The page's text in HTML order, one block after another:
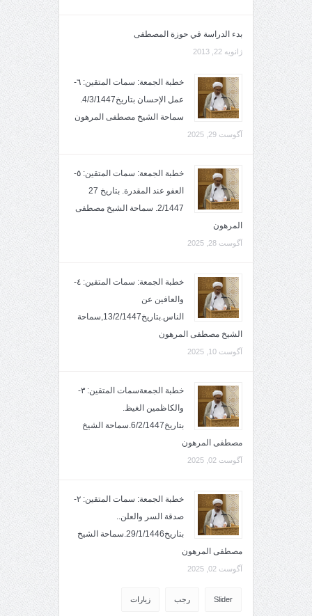
بدء الدراسة في حوزة المصطفى
ژانویه 22, 2013
خطبة الجمعة: سمات المتقين: ٦-
عمل الإحسان بتاريخ4/3/1447.
سماحة الشيخ مصطفى المرهون
آگوست 29, 2025
خطبة الجمعة: سمات المتقين: ٥-
العفو عند المقدرة. بتاريخ 27
2/1447. سماحة الشيخ مصطفى
المرهون
آگوست 28, 2025
خطبة الجمعة: سمات المتقين: ٤-
والعافين عن
الناس.بتاريخ13/2/1447,سماحة
الشيخ مصطفى المرهون
آگوست 10, 2025
خطبة الجمعةسمات المتقين: ٣-
والكاظمين الغيظ.
بتاريخ6/2/1447.سماحة الشيخ
مصطفى المرهون
آگوست 02, 2025
خطبة الجمعة: سمات المتقين: ٢-
صدقة السر والعلن..
بتاريخ29/1/1446.سماحة الشيخ
مصطفى المرهون
آگوست 02, 2025
Slider رجب زيارات